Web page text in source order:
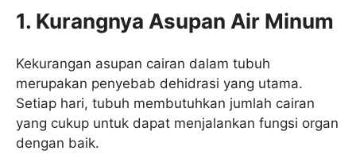
1. Kurangnya Asupan Air Minum
Kekurangan asupan cairan dalam tubuh
merupakan penyebab dehidrasi yang utama.
Setiap hari, tubuh membutuhkan jumlah cairan
yang cukup untuk dapat menjalankan fungsi organ
dengan baik.